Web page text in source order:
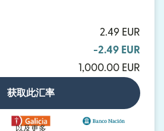
2.49 EUR
-2.49 EUR
1,000.00 EUR
获取此汇率
以及更多